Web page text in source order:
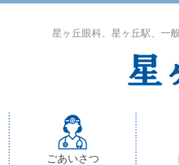
星ヶ丘眼科、星ヶ丘駅、一
ごあいさつ